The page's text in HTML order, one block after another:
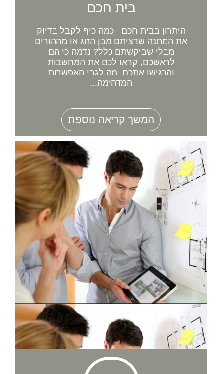
בית חכם
היתרון בבית חכם כמה כיף לקבל בדיוק
את המתנה שרציתם מבן הזוג או מההורים
מבלי שביקשתם כלל? נדמה כי הם
לראשכם, קראו לכם את המחשבות
והרגישו אתכם. מה לגבי האפשרות
המדהימה...
המשך קריאה נוספת